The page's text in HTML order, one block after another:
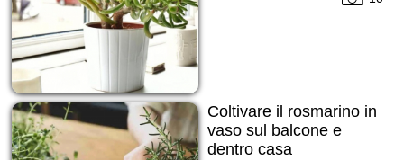
Coltivare il rosmarino in
vaso sul balcone e
dentro casa